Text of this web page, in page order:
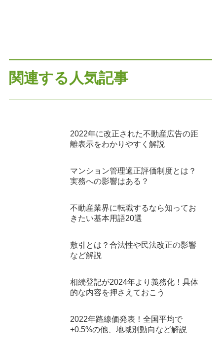
関連する人気記事
2022年に改正された不動産広告の距
離表示をわかりやすく解説
マンション管理適正評価制度とは？
実務への影響はある？
不動産業界に転職するなら知ってお
きたい基本用語20選
敷引とは？合法性や民法改正の影響
など解説
相続登記が2024年より義務化！具体
的な内容を押さえておこう
2022年路線価発表！全国平均で
+0.5%の他、地域別動向など解説